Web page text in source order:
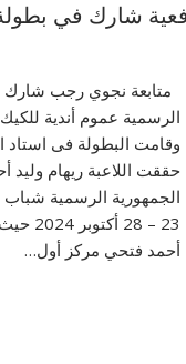
شارك في
متابعة نجوي رجب شارك
الرسمية عموم أندية
حققت اللاعبة ريهام
الجمهورية الرسمية شباب
23 –
أحمد فتحي مركز أول…